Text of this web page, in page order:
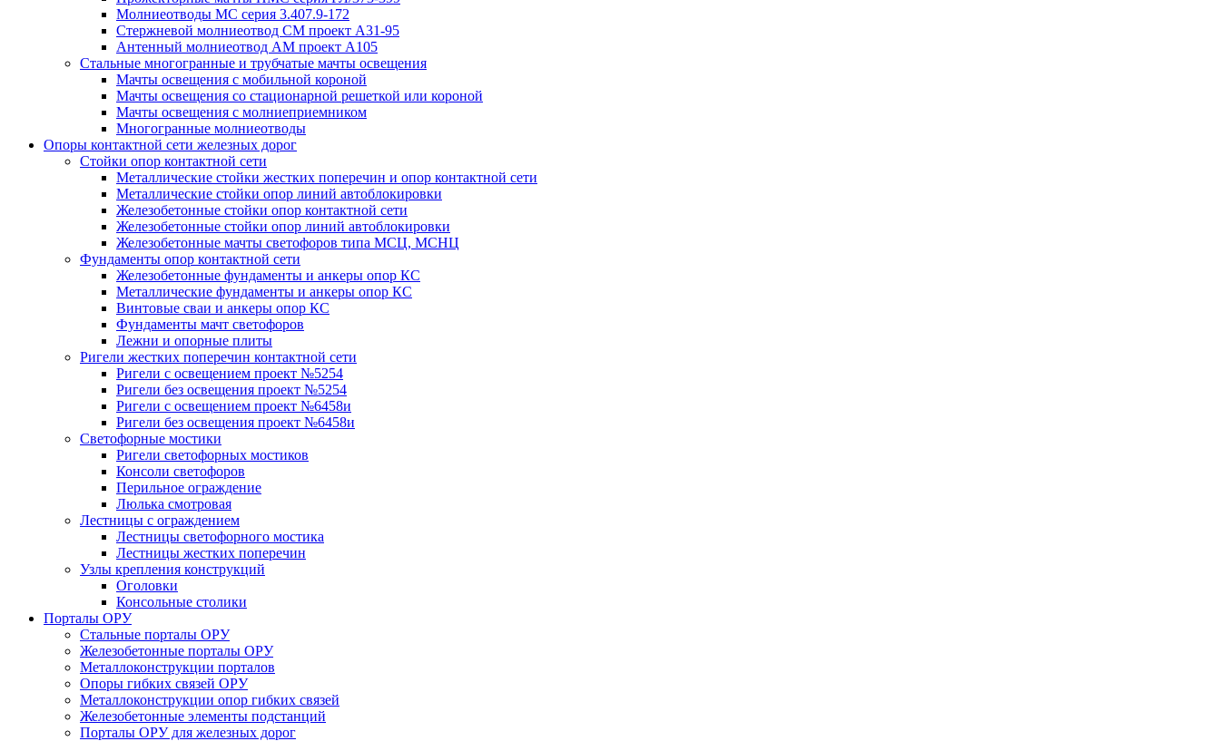
Молниеотводы МС серия 3.407.9-172
Стержневой молниеотвод СМ проект А31-95
Антенный молниеотвод АМ проект А105
Стальные многогранные и трубчатые мачты освещения
Мачты освещения с мобильной короной
Мачты освещения со стационарной решеткой или короной
Мачты освещения с молниеприемником
Многогранные молниеотводы
Опоры контактной сети железных дорог
Стойки опор контактной сети
Металлические стойки жестких поперечин и опор контактной сети
Металлические стойки опор линий автоблокировки
Железобетонные стойки опор контактной сети
Железобетонные стойки опор линий автоблокировки
Железобетонные мачты светофоров типа МСЦ, МСНЦ
Фундаменты опор контактной сети
Железобетонные фундаменты и анкеры опор КС
Металлические фундаменты и анкеры опор КС
Винтовые сваи и анкеры опор КС
Фундаменты мачт светофоров
Лежни и опорные плиты
Ригели жестких поперечин контактной сети
Ригели с освещением проект №5254
Ригели без освещения проект №5254
Ригели с освещением проект №6458и
Ригели без освещения проект №6458и
Светофорные мостики
Ригели светофорных мостиков
Консоли светофоров
Перильное ограждение
Люлька смотровая
Лестницы с ограждением
Лестницы светофорного мостика
Лестницы жестких поперечин
Узлы крепления конструкций
Оголовки
Консольные столики
Порталы ОРУ
Стальные порталы ОРУ
Железобетонные порталы ОРУ
Металлоконструкции порталов
Опоры гибких связей ОРУ
Металлоконструкции опор гибких связей
Железобетонные элементы подстанций
Порталы ОРУ для железных дорог